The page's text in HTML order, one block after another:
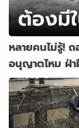
หลายคนไม่รู้!
อนุญาตไหม ฝ่